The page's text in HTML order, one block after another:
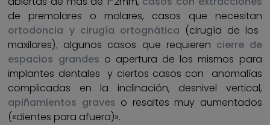
de premolares o molares, casos que necesitan
ortodoncia y cirugía ortognática (cirugía de los
maxilares), algunos casos que requieren cierre de
espacios grandes o apertura de los mismos para
implantes dentales y ciertos casos con anomalías
complicadas en la inclinación, desnivel vertical,
apiñamientos graves o resaltes muy aumentados
(«dientes para afuera)».